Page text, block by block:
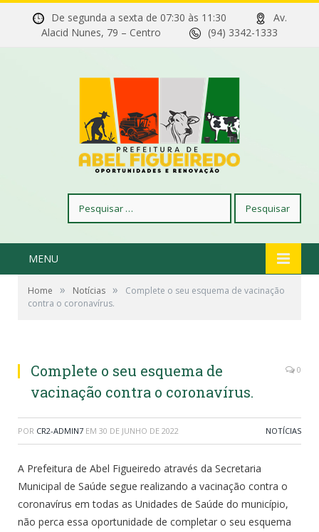
De segunda a sexta de 07:30 às 11:30
Av.
Alacid Nunes, 79 – Centro
(94) 3342-1333
por:
MENU
Home » Notícias »
Complete o seu esquema de vacinação
contra o coronavírus.
Complete o seu esquema de
vacinação contra o coronavírus.
0
POR CR2-ADMIN7 EM 30 DE JUNHO DE 2022 NOTÍCIAS
A Prefeitura de Abel Figueiredo através da Secretaria
Municipal de Saúde segue realizando a vacinação contra o
coronavírus em todas as Unidades de Saúde do município,
não perca essa oportunidade de completar o seu esquema